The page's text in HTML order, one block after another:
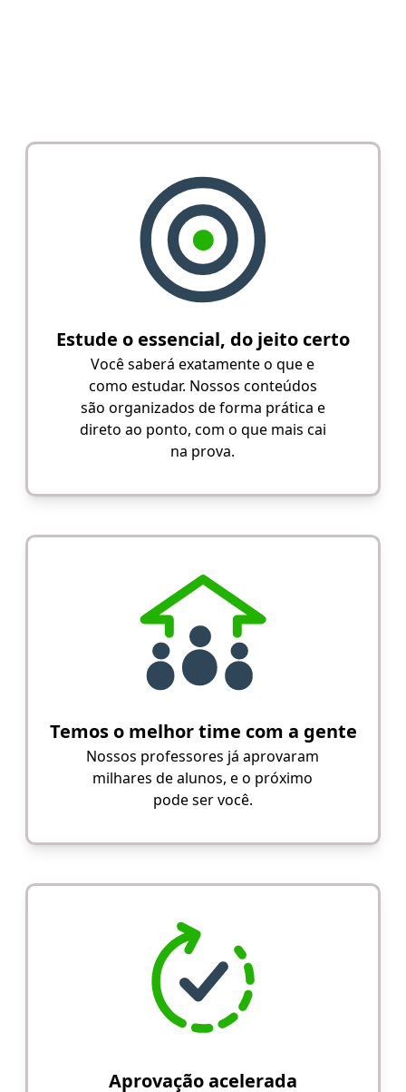
Estude o essencial, do jeito certo
Você saberá exatamente o que e
como estudar. Nossos conteúdos
são organizados de forma prática e
direto ao ponto, com o que mais cai
na prova.
Temos o melhor time com a gente
Nossos professores já aprovaram
milhares de alunos, e o próximo
pode ser você.
Aprovação acelerada